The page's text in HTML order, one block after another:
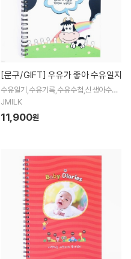
[문구/GIFT] 우유가 좋아 수유일지
수유일기,수유기록,수유수첩,신생아수첩,
수유일지,혼합수유,신생아관찰기록지,제
JMILK
11,900원